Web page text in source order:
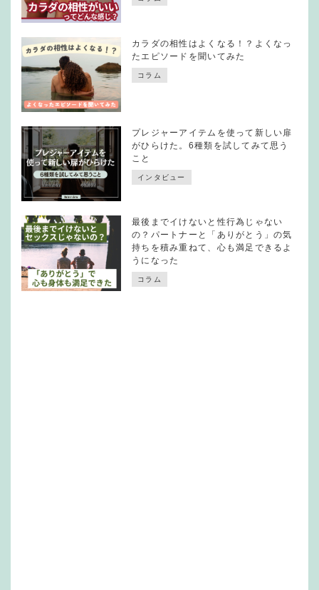
カラダの相性はよくなる！？よくなっ
たエピソードを聞いてみた
コラム
プレジャーアイテムを使って新しい扉
がひらけた。6種類を試してみて思う
こと
インタビュー
最後までイけないと性行為じゃない
の？パートナーと「ありがとう」の気
持ちを積み重ねて、心も満足できるよ
うになった
コラム